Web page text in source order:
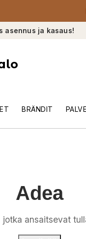
asennus ja kasaus!
BRÄNDIT
Adea
jotka ansaitsevat